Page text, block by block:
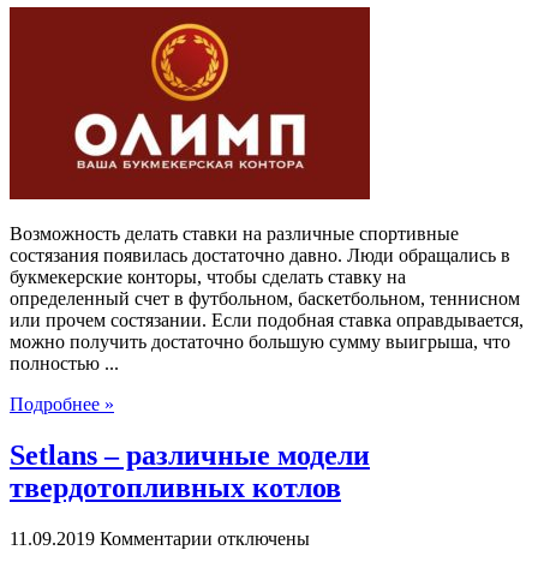
«Олимп»
—
ставки
разные
спортивные
состязания
Возможность делать ставки на различные спортивные
состязания появилась достаточно давно. Люди обращались в
букмекерские конторы, чтобы сделать ставку на
определенный счет в футбольном, баскетбольном, теннисном
или прочем состязании. Если подобная ставка оправдывается,
можно получить достаточно большую сумму выигрыша, что
полностью ...
Подробнее »
Setlans – различные модели
твердотопливных котлов
11.09.2019 Комментарии котключены